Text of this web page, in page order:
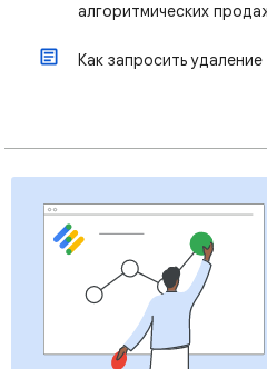
алгоритмических
Как запросить